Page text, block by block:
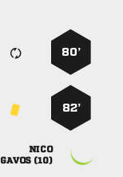
80’
82’

 